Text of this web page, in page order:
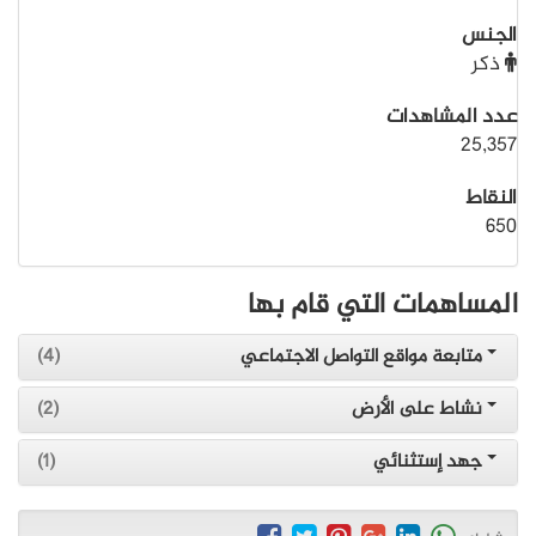
الجنس
ذكر
عدد المشاهدات
25,357
النقاط
650
المساهمات التي قام بها
متابعة مواقع التواصل الاجتماعي
(4)
نشاط على الأرض
(2)
جهد إستثنائي
(1)